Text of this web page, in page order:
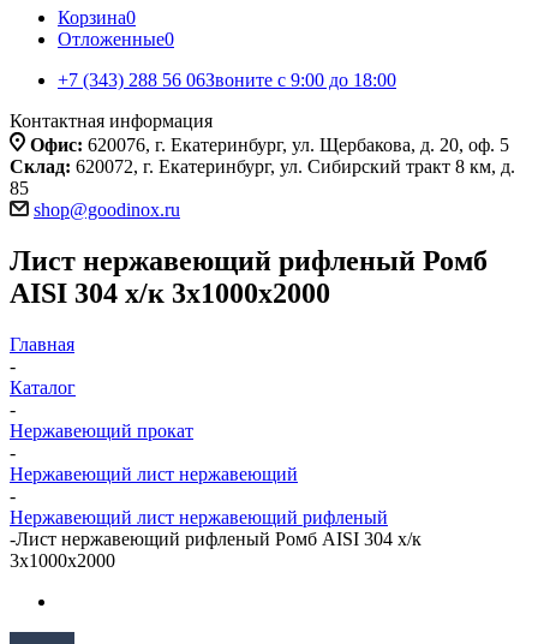
Корзина0
Отложенные0
+7 (343) 288 56 06Звоните с 9:00 до 18:00
Контактная информация
Офис: 620076, г. Екатеринбург, ул. Щербакова, д. 20, оф. 5
Склад: 620072, г. Екатеринбург, ул. Сибирский тракт 8 км, д.
85
shop@goodinox.ru
Лист нержавеющий рифленый Ромб
AISI 304 х/к 3х1000х2000
Главная
-
Каталог
-
Нержавеющий прокат
-
Нержавеющий лист нержавеющий
-
Нержавеющий лист нержавеющий рифленый
-Лист нержавеющий рифленый Ромб AISI 304 х/к
3х1000х2000